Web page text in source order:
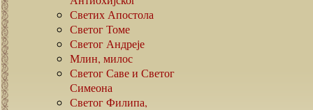
Светих Апостола
Светог Томе
Светог Андреје
Млин, милос
Светог Саве и Светог
Симеона
Светог Филипа,